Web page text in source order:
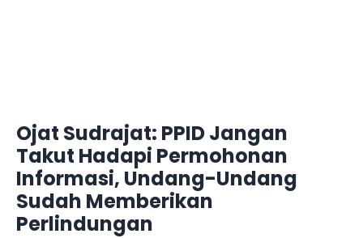
Ojat Sudrajat: PPID Jangan
Takut Hadapi Permohonan
Informasi, Undang-Undang
Sudah Memberikan
Perlindungan